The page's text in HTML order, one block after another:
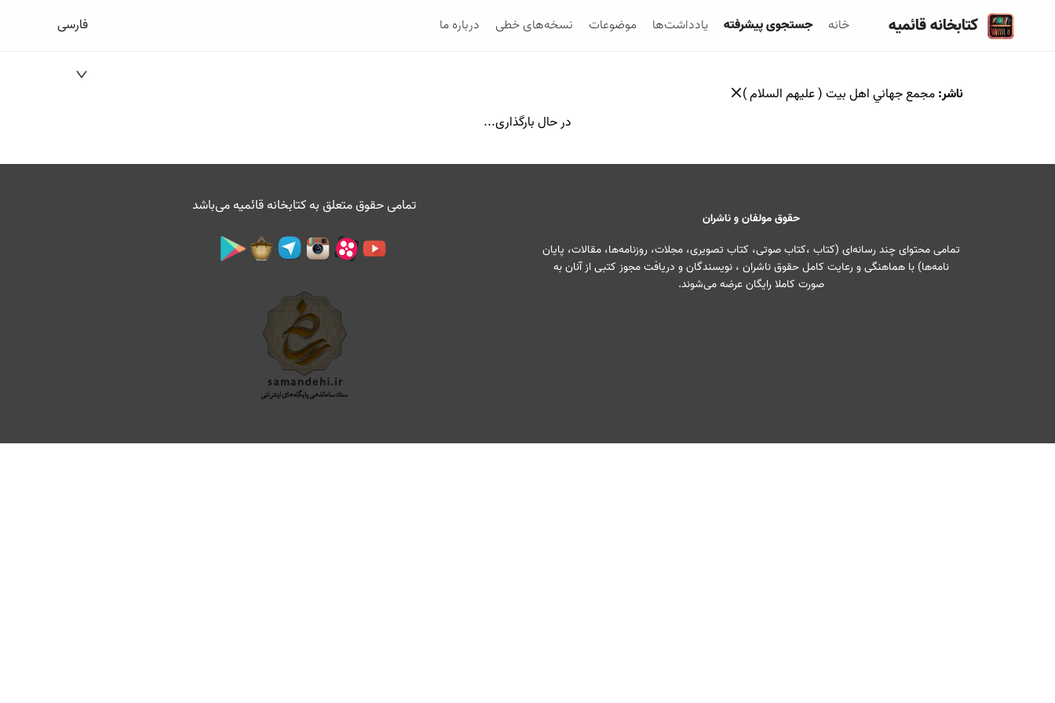
کتابخانه قائمیه خانه جستجوی پیشرفته یادداشت‌ها موضوعات نسخه‌های خطی درباره ما فارسی
ناشر:مجمع جهاني اهل بيت ( عليهم السلام )
در حال بارگذاری...
حقوق مولفان و ناشران
تمامی محتوای چند رسانه‌ای (کتاب ،کتاب صوتی، کتاب تصویری، مجلات، روزنامه‌ها، مقالات، پایان
نامه‌ها) با هماهنگی و رعایت کامل حقوق ناشران ، نویسندگان و دریافت مجوز کتبی از آنان به
صورت کاملا رایگان عرضه می‌شوند.
تمامی حقوق متعلق بهکتابخانه قائمیهمی‌باشد